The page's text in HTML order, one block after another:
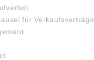
für Verkaufsverträge